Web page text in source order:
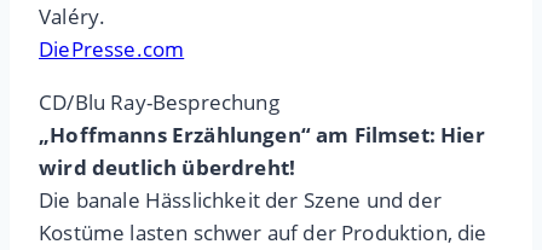
Valéry.
DiePresse.com
CD/Blu Ray-Besprechung
„Hoffmanns Erzählungen“ am Filmset: Hier
wird deutlich überdreht!
Die banale Hässlichkeit der Szene und der
Kostüme lasten schwer auf der Produktion, die